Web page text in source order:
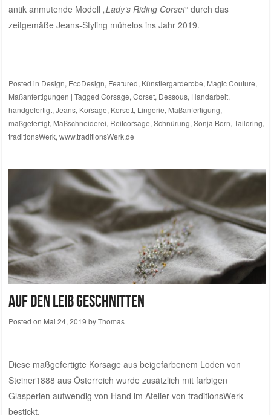
antik anmutende Modell „Lady’s Riding Corset“ durch das
zeitgemäße Jeans-Styling mühelos ins Jahr 2019.
Posted in Design, EcoDesign, Featured, Künstlergarderobe, Magic Couture,
Maßanfertigungen | Tagged Corsage, Corset, Dessous, Handarbeit,
handgefertigt, Jeans, Korsage, Korsett, Lingerie, Maßanfertigung,
maßgefertigt, Maßschneiderei, Reitcorsage, Schnürung, Sonja Born, Tailoring,
traditionsWerk, www.traditionsWerk.de
Auf den Leib geschnitten
Posted on Mai 24, 2019 byThomas
Diese maßgefertigte Korsage aus beigefarbenem Loden von
Steiner1888 aus Österreich wurde zusätzlich mit farbigen
Glasperlen aufwendig von Hand im Atelier von traditionsWerk
bestickt.